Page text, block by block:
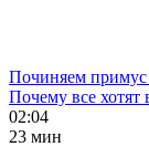
Починяем
Почему все
02:04
23 мин